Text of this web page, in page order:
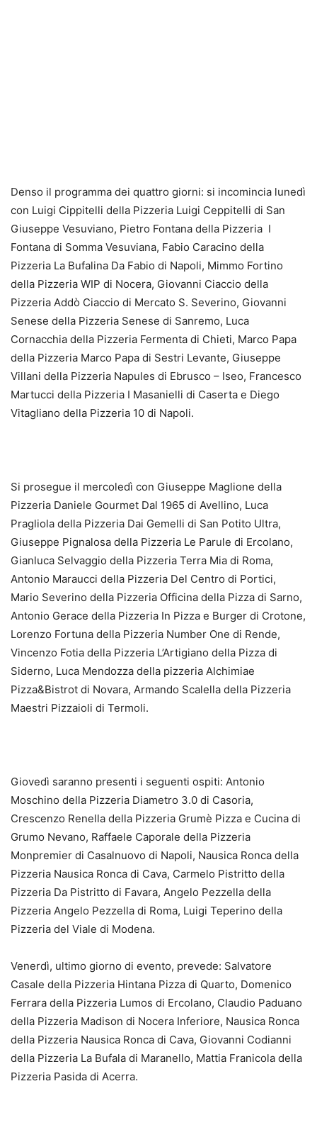
Denso il programma dei quattro giorni: si incomincia lunedì
con Luigi Cippitelli della Pizzeria Luigi Ceppitelli di San
Giuseppe Vesuviano, Pietro Fontana della Pizzeria I
Fontana di Somma Vesuviana, Fabio Caracino della
Pizzeria La Bufalina Da Fabio di Napoli, Mimmo Fortino
della Pizzeria WIP di Nocera, Giovanni Ciaccio della
Pizzeria Addò Ciaccio di Mercato S. Severino, Giovanni
Senese della Pizzeria Senese di Sanremo, Luca
Cornacchia della Pizzeria Fermenta di Chieti, Marco Papa
della Pizzeria Marco Papa di Sestri Levante, Giuseppe
Villani della Pizzeria Napules di Ebrusco – Iseo, Francesco
Martucci della Pizzeria I Masanielli di Caserta e Diego
Vitagliano della Pizzeria 10 di Napoli.
Si prosegue il mercoledì con Giuseppe Maglione della
Pizzeria Daniele Gourmet Dal 1965 di Avellino, Luca
Pragliola della Pizzeria Dai Gemelli di San Potito Ultra,
Giuseppe Pignalosa della Pizzeria Le Parule di Ercolano,
Gianluca Selvaggio della Pizzeria Terra Mia di Roma,
Antonio Maraucci della Pizzeria Del Centro di Portici,
Mario Severino della Pizzeria Officina della Pizza di Sarno,
Antonio Gerace della Pizzeria In Pizza e Burger di Crotone,
Lorenzo Fortuna della Pizzeria Number One di Rende,
Vincenzo Fotia della Pizzeria L’Artigiano della Pizza di
Siderno, Luca Mendozza della pizzeria Alchimiae
Pizza&Bistrot di Novara, Armando Scalella della Pizzeria
Maestri Pizzaioli di Termoli.
Giovedì saranno presenti i seguenti ospiti: Antonio
Moschino della Pizzeria Diametro 3.0 di Casoria,
Crescenzo Renella della Pizzeria Grumè Pizza e Cucina di
Grumo Nevano, Raffaele Caporale della Pizzeria
Monpremier di Casalnuovo di Napoli, Nausica Ronca della
Pizzeria Nausica Ronca di Cava, Carmelo Pistritto della
Pizzeria Da Pistritto di Favara, Angelo Pezzella della
Pizzeria Angelo Pezzella di Roma, Luigi Teperino della
Pizzeria del Viale di Modena.
Venerdì, ultimo giorno di evento, prevede: Salvatore
Casale della Pizzeria Hintana Pizza di Quarto, Domenico
Ferrara della Pizzeria Lumos di Ercolano, Claudio Paduano
della Pizzeria Madison di Nocera Inferiore, Nausica Ronca
della Pizzeria Nausica Ronca di Cava, Giovanni Codianni
della Pizzeria La Bufala di Maranello, Mattia Franicola della
Pizzeria Pasida di Acerra.